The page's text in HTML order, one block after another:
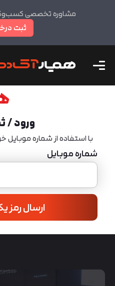
مشاوره تخصصی
ثبت
ورود /
با استفاده از شماره موبایل
شماره موبایل
ارسال رمز